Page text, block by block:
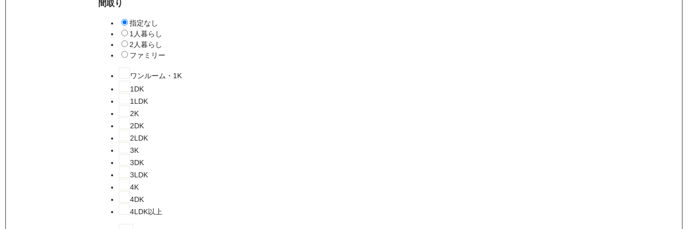
間取り
指定なし
1人暮らし
2人暮らし
ファミリー
ワンルーム・1K
1DK
1LDK
2K
2DK
2LDK
3K
3DK
3LDK
4K
4DK
4LDK以上